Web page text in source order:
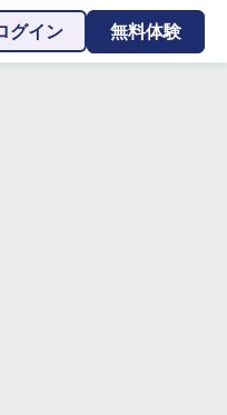
グイン 無料体験